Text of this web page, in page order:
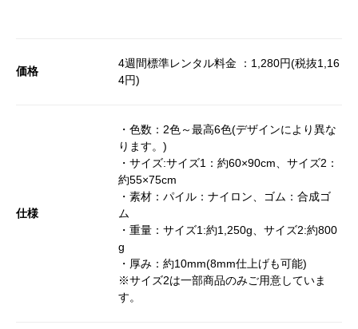
価格
4週間標準レンタル料金 ：1,280円(税抜1,16
4円)
仕様
・色数：2色～最高6色(デザインにより異な
ります。)
・サイズ:サイズ1：約60×90cm、サイズ2：
約55×75cm
・素材：パイル：ナイロン、ゴム：合成ゴ
ム
・重量：サイズ1:約1,250g、サイズ2:約800
g
・厚み：約10mm(8mm仕上げも可能)
※サイズ2は一部商品のみご用意していま
す。